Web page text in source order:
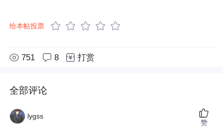
给本帖投票
751 8 打赏
全部评论
lygss
赞